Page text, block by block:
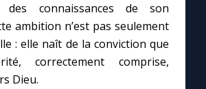
des connaissances de son
ambition n’est pas seulement
: elle naît de la conviction que
correctement comprise,
Dieu.